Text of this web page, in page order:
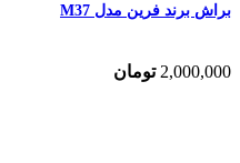
براش برند فرین مدل M37
2,000,000 تومان